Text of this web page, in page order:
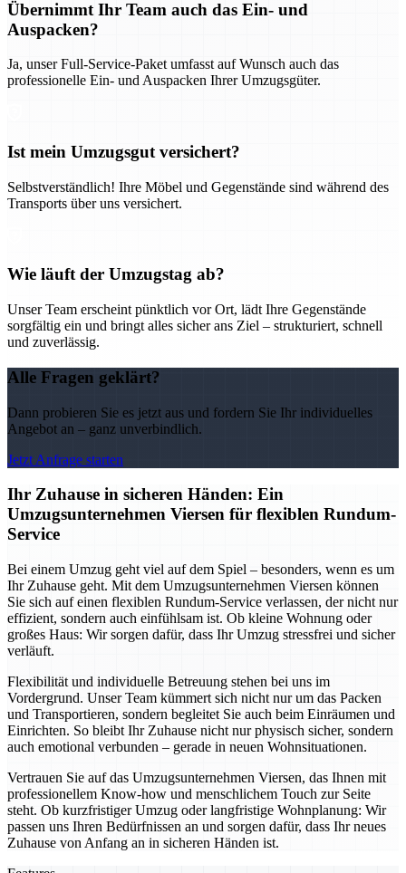
Übernimmt Ihr Team auch das Ein- und
Auspacken?
Ja, unser Full-Service-Paket umfasst auf Wunsch auch das
professionelle Ein- und Auspacken Ihrer Umzugsgüter.
Ist mein Umzugsgut versichert?
Selbstverständlich! Ihre Möbel und Gegenstände sind während des
Transports über uns versichert.
Wie läuft der Umzugstag ab?
Unser Team erscheint pünktlich vor Ort, lädt Ihre Gegenstände
sorgfältig ein und bringt alles sicher ans Ziel – strukturiert, schnell
und zuverlässig.
Alle Fragen geklärt?
Dann probieren Sie es jetzt aus und fordern Sie Ihr individuelles
Angebot an – ganz unverbindlich.
Jetzt Anfrage starten
Ihr Zuhause in sicheren Händen: Ein
Umzugsunternehmen Viersen für flexiblen Rundum-
Service
Bei einem Umzug geht viel auf dem Spiel – besonders, wenn es um
Ihr Zuhause geht. Mit dem Umzugsunternehmen Viersen können
Sie sich auf einen flexiblen Rundum-Service verlassen, der nicht nur
effizient, sondern auch einfühlsam ist. Ob kleine Wohnung oder
großes Haus: Wir sorgen dafür, dass Ihr Umzug stressfrei und sicher
verläuft.
Flexibilität und individuelle Betreuung stehen bei uns im
Vordergrund. Unser Team kümmert sich nicht nur um das Packen
und Transportieren, sondern begleitet Sie auch beim Einräumen und
Einrichten. So bleibt Ihr Zuhause nicht nur physisch sicher, sondern
auch emotional verbunden – gerade in neuen Wohnsituationen.
Vertrauen Sie auf das Umzugsunternehmen Viersen, das Ihnen mit
professionellem Know-how und menschlichem Touch zur Seite
steht. Ob kurzfristiger Umzug oder langfristige Wohnplanung: Wir
passen uns Ihren Bedürfnissen an und sorgen dafür, dass Ihr neues
Zuhause von Anfang an in sicheren Händen ist.